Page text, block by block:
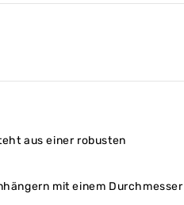
aus einer robusten
mit einem Durchmesser